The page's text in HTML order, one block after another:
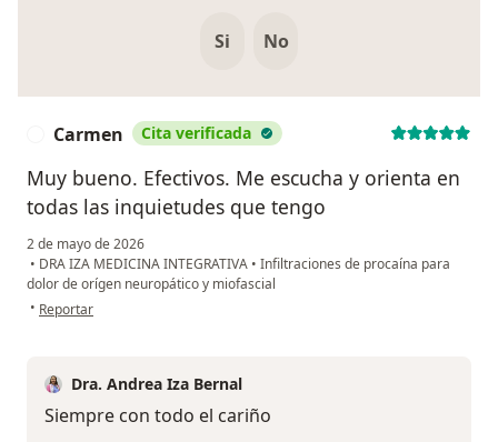
Si No
Carmen Cita verificada
Muy bueno. Efectivos. Me escucha y orienta en
todas las inquietudes que tengo
2 de mayo de 2026
• DRA IZA MEDICINA INTEGRATIVA • Infiltraciones de procaína para
dolor de orígen neuropático y miofascial
• en opinión del usuario Carmen
Reportar
Dra. Andrea Iza Bernal
Siempre con todo el cariño